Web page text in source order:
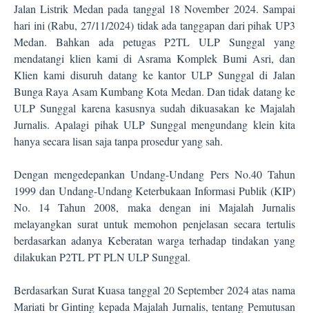
Jalan Listrik Medan pada tanggal 18 November 2024. Sampai
hari ini (Rabu, 27/11/2024) tidak ada tanggapan dari pihak UP3
Medan. Bahkan ada petugas P2TL ULP Sunggal yang
mendatangi klien kami di Asrama Komplek Bumi Asri, dan
Klien kami disuruh datang ke kantor ULP Sunggal di Jalan
Bunga Raya Asam Kumbang Kota Medan. Dan tidak datang ke
ULP Sunggal karena kasusnya sudah dikuasakan ke Majalah
Jurnalis. Apalagi pihak ULP Sunggal mengundang klein kita
hanya secara lisan saja tanpa prosedur yang sah.
Dengan mengedepankan Undang-Undang Pers No.40 Tahun
1999 dan Undang-Undang Keterbukaan Informasi Publik (KIP)
No. 14 Tahun 2008, maka dengan ini Majalah Jurnalis
melayangkan surat untuk memohon penjelasan secara tertulis
berdasarkan adanya Keberatan warga terhadap tindakan yang
dilakukan P2TL PT PLN ULP Sunggal.
Berdasarkan Surat Kuasa tanggal 20 September 2024 atas nama
Mariati br Ginting kepada Majalah Jurnalis, tentang Pemutusan